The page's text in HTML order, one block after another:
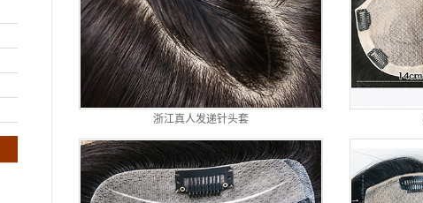
浙江真人发递针头套